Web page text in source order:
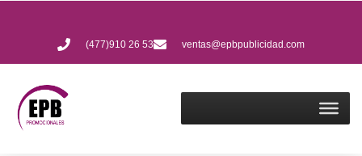
(477)910 26 53 ventas@epbpublicidad.com